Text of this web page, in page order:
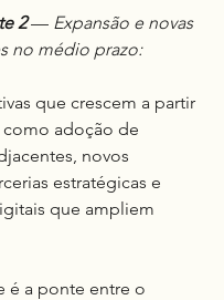
2 — Expansão e novas
no médio prazo:
que crescem a partir
adoção de
novos
estratégicas e
que ampliem
é a ponte entre o